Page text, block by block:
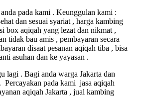
pada kami . Keunggulan kami :
dan sesuai syariat , harga kambing
box aqiqah yang lezat dan nikmat ,
tidak bau amis , pembayaran secara
disaat pesanan aqiqah tiba , bisa
asuhan dan ke yayasan .
lagi . Bagi anda warga Jakarta dan
Percayakan pada kami jasa aqiqah
aqiqah Jakarta , jual kambing